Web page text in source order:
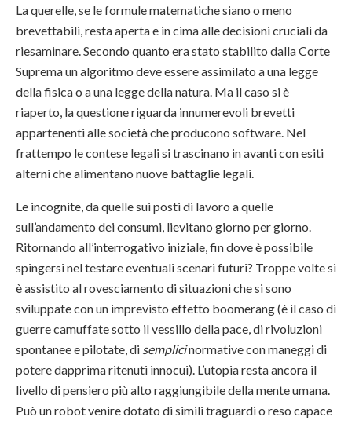
La querelle, se le formule matematiche siano o meno
brevettabili, resta aperta e in cima alle decisioni cruciali da
riesaminare. Secondo quanto era stato stabilito dalla Corte
Suprema un algoritmo deve essere assimilato a una legge
della fisica o a una legge della natura. Ma il caso si è
riaperto, la questione riguarda innumerevoli brevetti
appartenenti alle società che producono software. Nel
frattempo le contese legali si trascinano in avanti con esiti
alterni che alimentano nuove battaglie legali.
Le incognite, da quelle sui posti di lavoro a quelle
sull’andamento dei consumi, lievitano giorno per giorno.
Ritornando all’interrogativo iniziale, fin dove è possibile
spingersi nel testare eventuali scenari futuri? Troppe volte si
è assistito al rovesciamento di situazioni che si sono
sviluppate con un imprevisto effetto boomerang (è il caso di
guerre camuffate sotto il vessillo della pace, di rivoluzioni
spontanee e pilotate, di semplicinormative con maneggi di
potere dapprima ritenuti innocui). L’utopia resta ancora il
livello di pensiero più alto raggiungibile della mente umana.
Può un robot venire dotato di simili traguardi o reso capace